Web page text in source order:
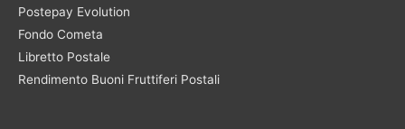
Postepay Evolution
Fondo Cometa
Libretto Postale
Rendimento Buoni Fruttiferi Postali